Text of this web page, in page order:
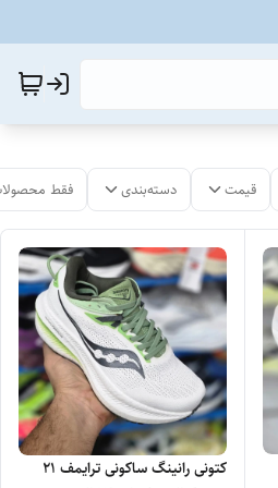
قیمت دسته‌بندی فقط
کتونی رانینگ ساکونی ترایمف 21